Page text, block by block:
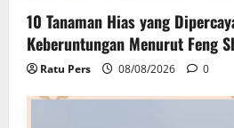
10 Tanaman Hias yang
Keberuntungan Menurut Feng
Ratu Pers 08/08/2026 0